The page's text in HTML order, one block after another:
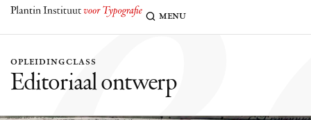
menu
opleidingclass
Editoriaal ontwerp